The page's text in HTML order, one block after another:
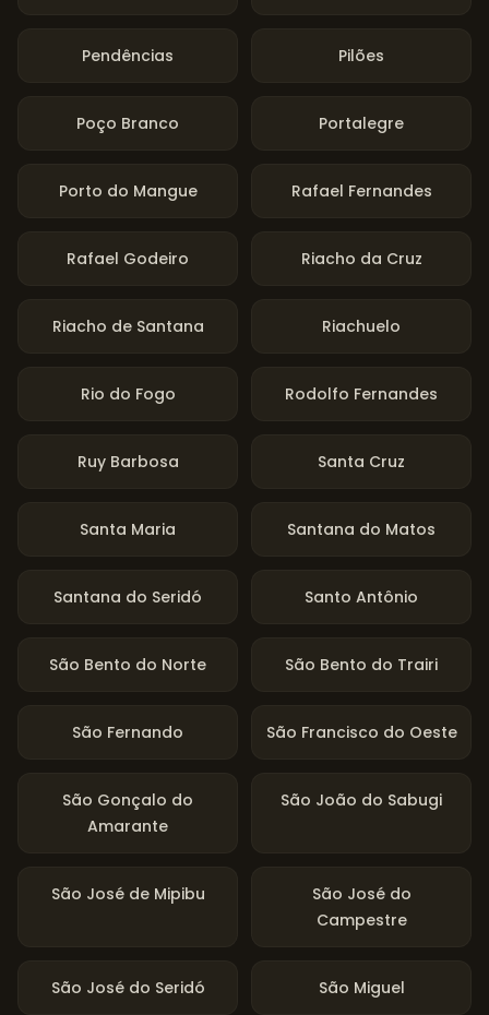
Pendências Pilões
Poço Branco Portalegre
Porto do Mangue Rafael Fernandes
Rafael Godeiro Riacho da Cruz
Riacho de Santana Riachuelo
Rio do Fogo Rodolfo Fernandes
Ruy Barbosa Santa Cruz
Santa Maria Santana do Matos
Santana do Seridó Santo Antônio
São Bento do Norte São Bento do Trairi
São Fernando São Francisco do Oeste
São Gonçalo do
Amarante
São João do Sabugi
São José de Mipibu
São José do
Campestre
São José do Seridó São Miguel